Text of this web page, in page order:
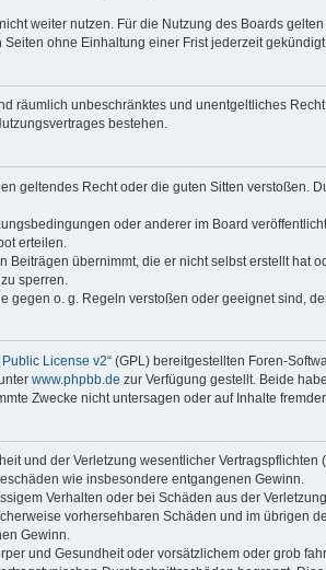
weiter nutzen. Für die Nutzung des Boards
ohne Einhaltung einer Frist jederzeit
räumlich unbeschränktes und unentgeltliches
bestehen.
geltendes Recht oder die guten Sitten verstoßen.
oder anderer im Board
erteilen.
übernimmt, die er nicht selbst erstellt hat
sperren.
o. g. Regeln verstoßen oder geeignet sind,
License v2“ (GPL) bereitgestellten Foren-
www.phpbb.de zur Verfügung gestellt. Beide
Zwecke nicht untersagen oder auf Inhalte
und der Verletzung wesentlicher
wie insbesondere entgangenen Gewinn.
Verhalten oder bei Schäden aus der
vorhersehbaren Schäden und im übrigen
Gewinn.
und Gesundheit oder vorsätzlichem oder grob